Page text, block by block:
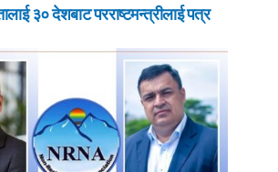
३० देशबाट परराष्टमन्त्रीलाई पत्र